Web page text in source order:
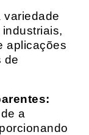
variedade
aplicações
de
a